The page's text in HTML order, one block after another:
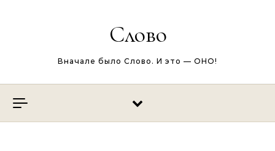
Слово
Вначале было Слово. И это — ОНО!